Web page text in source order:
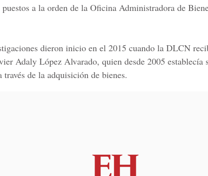
puestos a la orden de la Oficina Administradora de
dieron inicio en el 2015 cuando la DLCN
Adaly López Alvarado, quien desde 2005 establecía
través de la adquisición de bienes.